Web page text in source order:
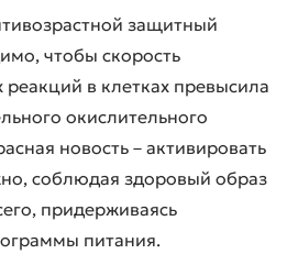
защитный
чтобы скорость
реакций в клетках превысила
окислительного
новость – активировать
соблюдая здоровый образ
придерживаясь
питания.